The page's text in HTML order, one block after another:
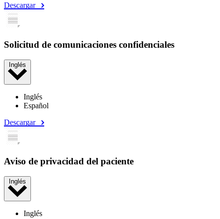
Descargar
Solicitud de comunicaciones confidenciales
Inglés
Inglés
Español
Descargar
Aviso de privacidad del paciente
Inglés
Inglés